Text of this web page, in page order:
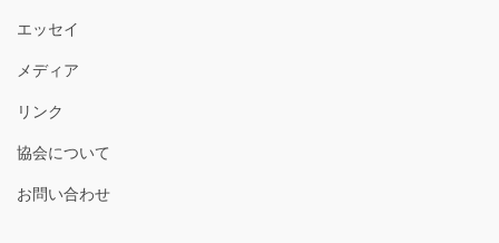
エッセイ
メディア
リンク
協会について
お問い合わせ